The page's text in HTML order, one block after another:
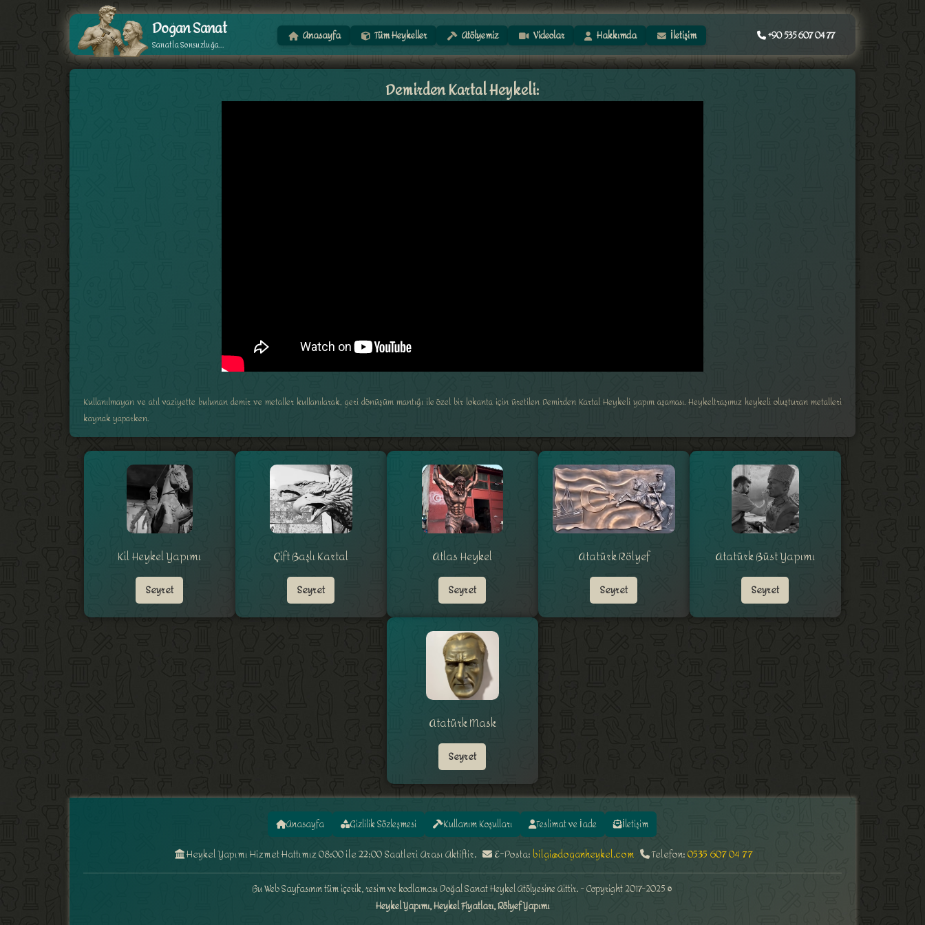
Doğan Sanat
Sanatla Sonsuzluğa...
Anasayfa Tüm Heykeller Atölyemiz Videolar Hakkımda İletişim +90 535 607 04 77
Demirden Kartal Heykeli:
Kullanılmayan ve atıl vaziyette bulunan demir ve metaller kullanılarak, geri dönüşüm mantığı ile özel bir lokanta için üretilen Demirden Kartal Heykeli yapım aşaması. Heykeltraşımız heykeli oluşturan metalleri
kaynak yaparken.
Kil Heykel Yapımı
Seyret
Çift Başlı Kartal
Seyret
Atlas Heykel
Seyret
Atatürk Rölyef
Seyret
Atatürk Büst Yapımı
Seyret
Atatürk Mask
Seyret
Anasayfa Gizlilik Sözleşmesi Kullanım Koşulları Teslimat ve İade İletişim
Heykel Yapımı Hizmet Hattımız 08:00 ile 22:00 Saatleri Arası Aktiftir. E-Posta:bilgi@doganheykel.com Telefon:0535 607 04 77
Bu Web Sayfasının tüm içerik, resim ve kodlaması Doğal Sanat Heykel Atölyesine Aittir. - Copyright 2017-2025 ©
Heykel Yapımı, Heykel Fiyatları, Rölyef Yapımı